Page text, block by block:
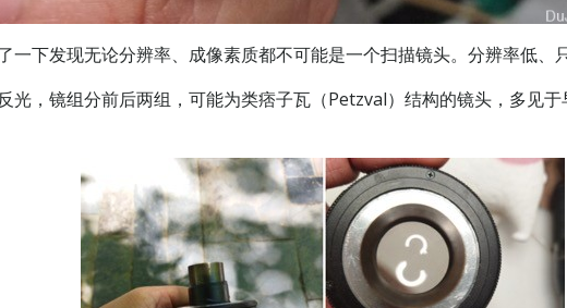
一下发现无论分辨率、成像素质都不可能是一个扫描镜头。分辨率低、
光，镜组分前后两组，可能为类痞子瓦（Petzval）结构的镜头，多见